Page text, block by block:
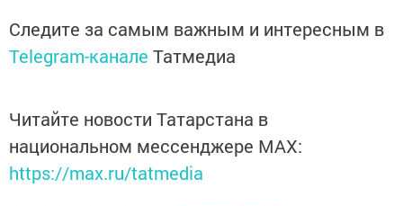
Следите за самым важным и интересным в
Telegram-канале Татмедиа
Читайте новости Татарстана в
национальном мессенджере MАХ:
https://max.ru/tatmedia